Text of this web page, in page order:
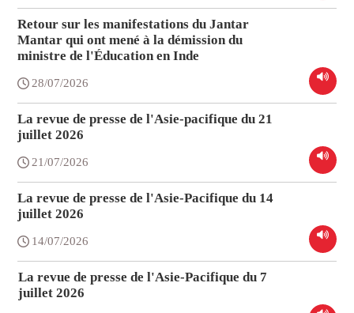
Retour sur les manifestations du Jantar
Mantar qui ont mené à la démission du
ministre de l'Éducation en Inde
28/07/2026
La revue de presse de l'Asie-pacifique du 21
juillet 2026
21/07/2026
La revue de presse de l'Asie-Pacifique du 14
juillet 2026
14/07/2026
La revue de presse de l'Asie-Pacifique du 7
juillet 2026